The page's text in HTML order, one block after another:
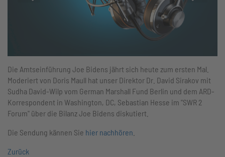
Die Amtseinführung Joe Bidens jährt sich heute zum ersten Mal.
Moderiert von Doris Maull hat unser Direktor Dr. David Sirakov mit
Sudha David-Wilp vom German Marshall Fund Berlin und dem ARD-
Korrespondent in Washington, DC, Sebastian Hesse im "SWR 2
Forum" über die Bilanz Joe Bidens diskutiert.
Die Sendung kännen Sie hier nachhören
Zurück